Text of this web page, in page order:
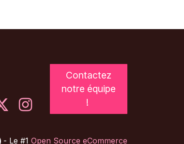
Contactez
notre équipe
!
- Le #1 Open Source eCommerce